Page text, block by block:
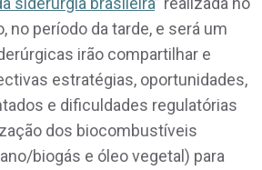
no período da tarde, e será um
irão compartilhar e
estratégias, oportunidades,
e dificuldades regulatórias
dos biocombustíveis
biogás e óleo vegetal) para